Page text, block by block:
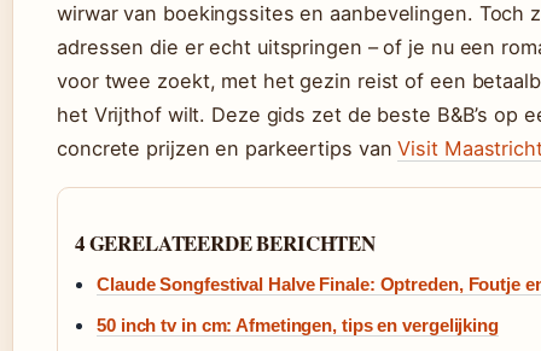
wirwar van boekingssites en aanbevelingen. Toch
adressen die er echt uitspringen – of je nu een
voor twee zoekt, met het gezin reist of een
het Vrijthof wilt. Deze gids zet de beste B&B’s op
concrete prijzen en parkeertips vanVisit
4 GERELATEERDE BERICHTEN
Claude Songfestival Halve Finale: Optreden, Foutje
50 inch tv in cm: Afmetingen, tips en vergelijking